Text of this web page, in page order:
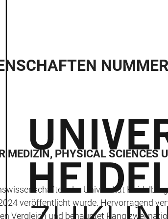
MEDIZIN, PHYSICAL SCIENCES
der Universität
veröffentlicht wurde. Hervorragend
Vergleich und behauptet Rang zwei